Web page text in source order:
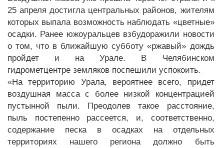
25 апреля достигла центральных районов, жителям
которых выпала возможность наблюдать «цветные»
осадки. Ранее южоуральцев взбудоражили новости
о том, что в ближайшую субботу «ржавый» дождь
пройдет и на Урале. В Челябинском
гидрометцентре земляков поспешили успокоить.
«На территорию Урала, вероятнее всего, придет
воздушная масса с более низкой концентрацией
пустынной пыли. Преодолев такое расстояние,
пыль постепенно рассеется, и, соответственно,
содержание песка в осадках на отдельных
территориях нашего региона должно быть